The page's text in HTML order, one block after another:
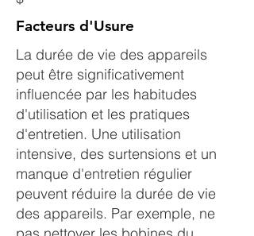
Facteurs d'Usure
La durée de vie des appareils
peut être significativement
influencée par les habitudes
d'utilisation et les pratiques
d'entretien. Une utilisation
intensive, des surtensions et un
manque d'entretien régulier
peuvent réduire la durée de vie
des appareils. Par exemple, ne